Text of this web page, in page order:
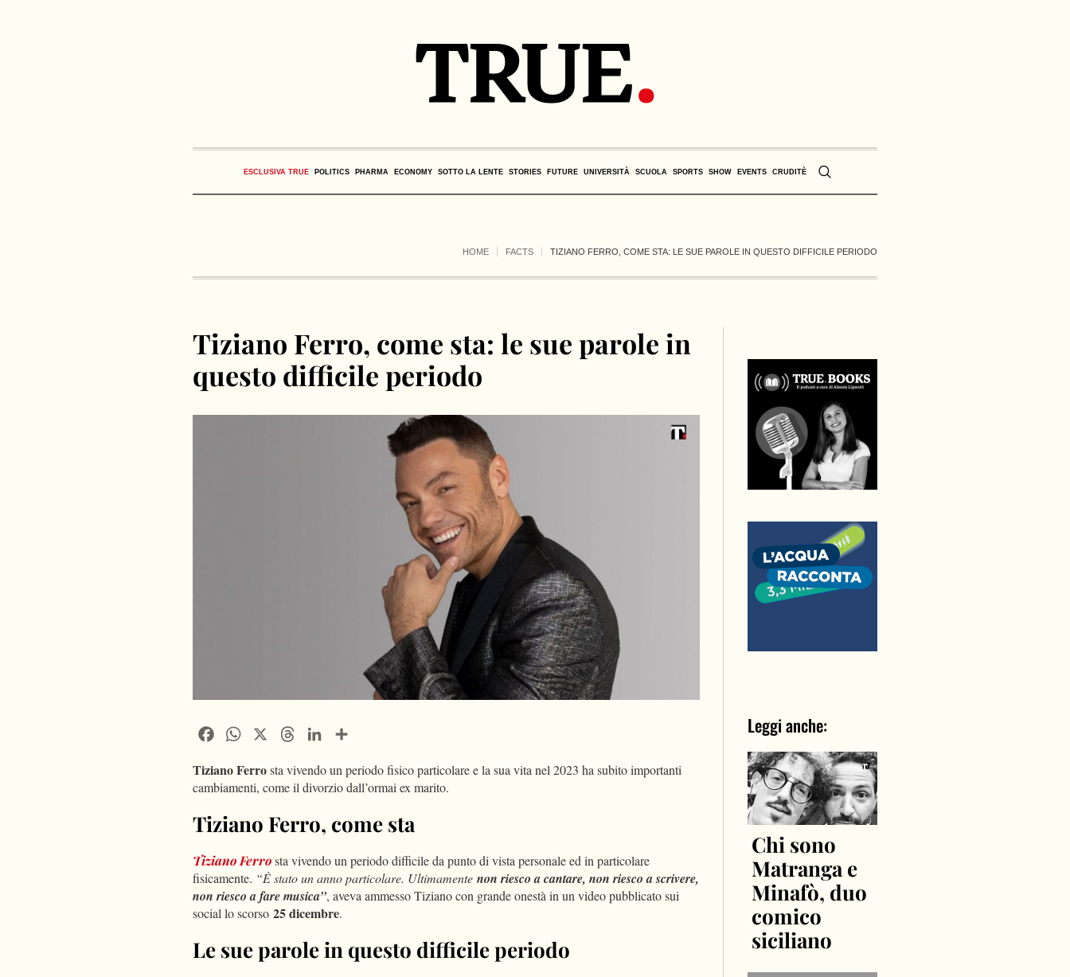
ESCLUSIVA TRUE POLITICS PHARMA ECONOMY SOTTO LA LENTE STORIES FUTURE UNIVERSITÀ SCUOLA SPORTS SHOW EVENTS CRUDITÈ
HOME FACTS TIZIANO FERRO, COME STA: LE SUE PAROLE IN QUESTO DIFFICILE PERIODO
Tiziano Ferro, come sta: le sue parole in
questo difficile periodo
FacebookWhatsApp ThreadsLinkedIn
Tiziano Ferrosta vivendo un periodo fisico particolare e la sua vita nel 2023 ha subito importanti
cambiamenti, come il divorzio dall’ormai ex marito.
Tiziano Ferro, come sta
Tiziano Ferrosta vivendo un periodo difficile da punto di vista personale ed in particolare
fisicamente. “È stato un anno particolare. Ultimamente non riesco a cantare, non riesco a scrivere,
non riesco a fare musica”, aveva ammesso Tiziano con grande onestà in un video pubblicato sui
social lo scorso 25 dicembre.
Le sue parole in questo difficile periodo
Leggi anche:
Chi sono
Matranga e
Minafò, duo
comico
siciliano